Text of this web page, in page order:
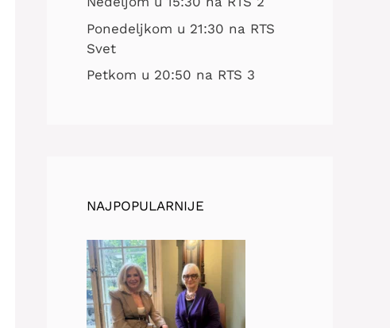
Ponedeljkom u 21:30 na RTS
Svet
Petkom u 20:50 na RTS 3
NAJPOPULARNIJE